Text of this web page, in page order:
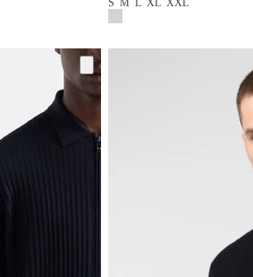
S M L XL XXL